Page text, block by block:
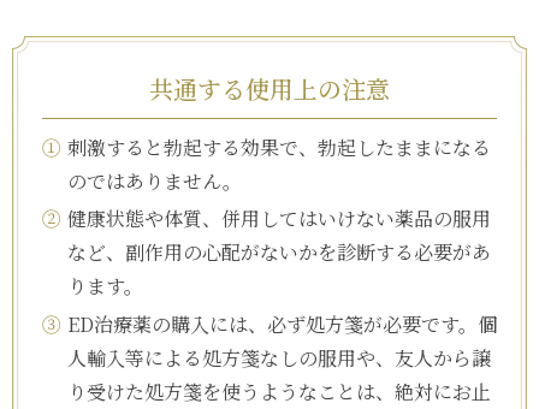
共通する使用上の注意
① 刺激すると勃起する効果で、勃起したままになる
のではありません。
② 健康状態や体質、併用してはいけない薬品の服用
など、副作用の心配がないかを診断する必要があ
ります。
③ ED治療薬の購入には、必ず処方箋が必要です。個
人輸入等による処方箋なしの服用や、友人から譲
り受けた処方箋を使うようなことは、絶対にお止